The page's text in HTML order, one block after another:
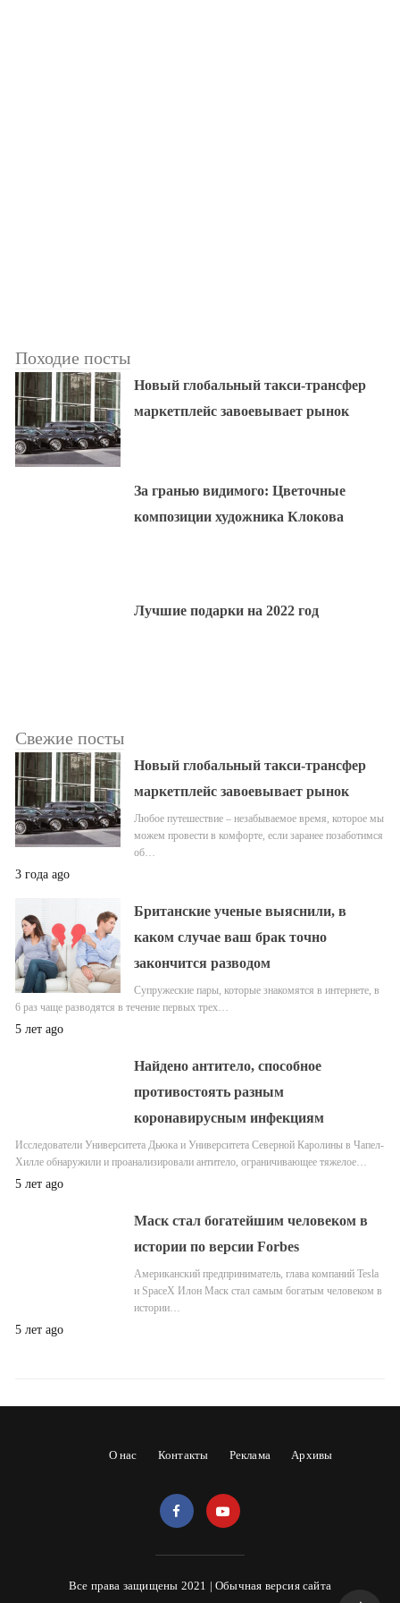
Походие посты
Новый глобальный такси-трансфер
маркетплейс завоевывает рынок
За гранью видимого: Цветочные
композиции художника Клокова
Лучшие подарки на 2022 год
Свежие посты
Новый глобальный такси-трансфер
маркетплейс завоевывает рынок
Любое путешествие – незабываемое время, которое мы
можем провести в комфорте, если заранее позаботимся
об…
3 года ago
Британские ученые выяснили, в
каком случае ваш брак точно
закончится разводом
Супружеские пары, которые знакомятся в интернете, в
6 раз чаще разводятся в течение первых трех…
5 лет ago
Найдено антитело, способное
противостоять разным
коронавирусным инфекциям
Исследователи Университета Дьюка и Университета Северной Каролины в Чапел-
Хилле обнаружили и проанализировали антитело, ограничивающее тяжелое…
5 лет ago
Маск стал богатейшим человеком в
истории по версии Forbes
Американский предприниматель, глава компаний Tesla
и SpaceX Илон Маск стал самым богатым человеком в
истории…
5 лет ago
О нас Контакты Реклама Архивы
Все права защищены 2021 |Обычная версия сайта